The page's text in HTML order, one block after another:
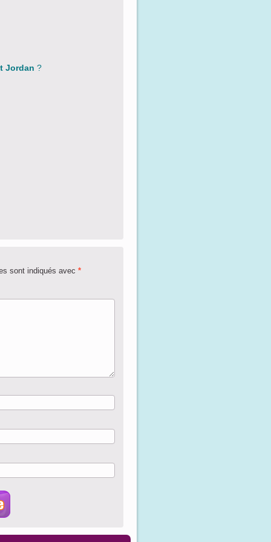
Jordan ?
sont indiqués avec *